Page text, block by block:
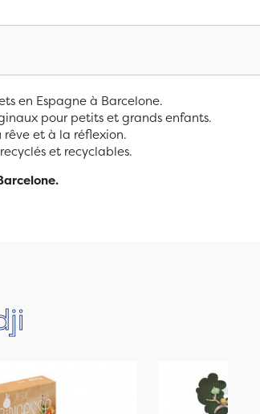
en Espagne à Barcelone.
pour petits et grands enfants.
rêve et à la réflexion.
et recyclables.